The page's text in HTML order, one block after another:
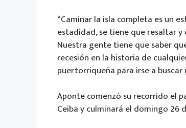
“Caminar la isla completa es un
estadidad, se tiene que resaltar y
Nuestra gente tiene que saber
recesión en la historia de
puertorriqueña para irse a
Aponte comenzó su recorrido el
Ceiba y culminará el domingo 26